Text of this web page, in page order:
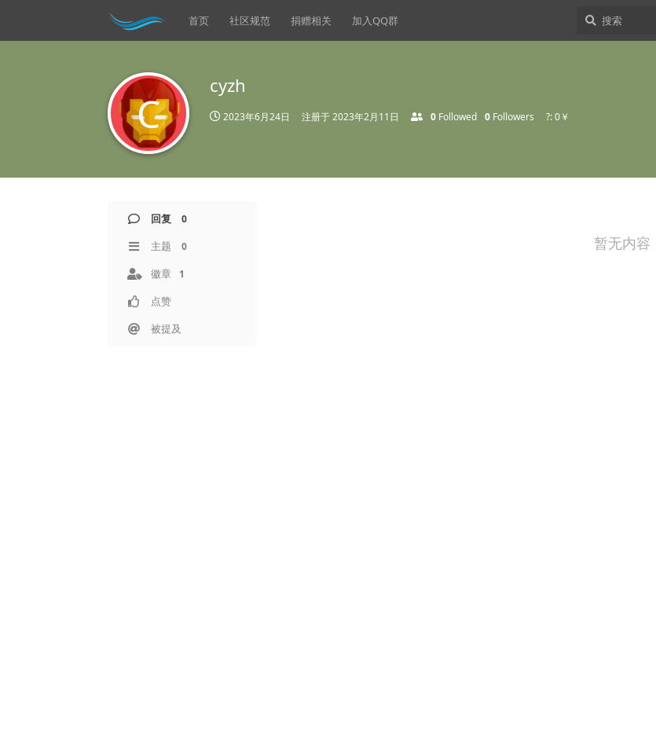
首页 社区规范 捐赠相关 加入QQ群
C
cyzh
2023年6月24日 注册于2023年2月11日 0 Followed 0 Followers ?: 0￥
回复 0
主题 0
徽章 1
点赞
被提及
暂无内容